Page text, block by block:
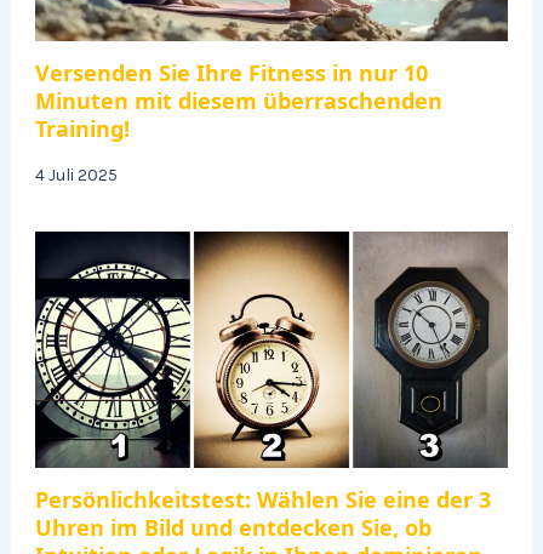
Versenden Sie Ihre Fitness in nur 10
Minuten mit diesem überraschenden
Training!
4 Juli 2025
Persönlichkeitstest: Wählen Sie eine der 3
Uhren im Bild und entdecken Sie, ob